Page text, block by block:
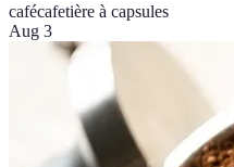
cafécafetière à capsules
Aug 3